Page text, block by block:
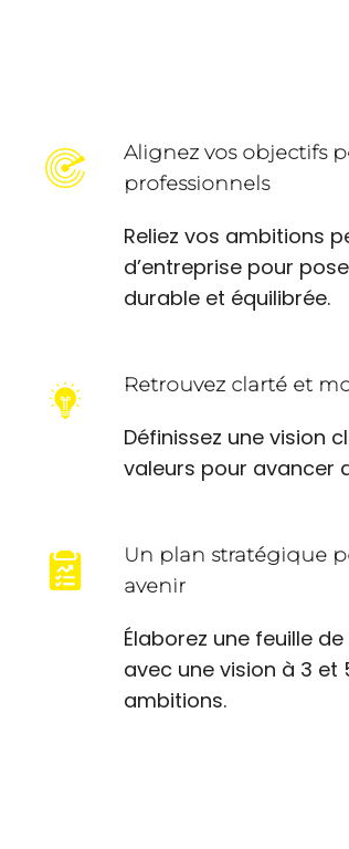
Alignez vos objectifs
professionnels
Reliez vos ambitions
d’entreprise pour
durable et équilibrée.
Retrouvez clarté et
Définissez une vision
valeurs pour avancer
Un plan stratégique
avenir
Élaborez une feuille
avec une vision à 3
ambitions.